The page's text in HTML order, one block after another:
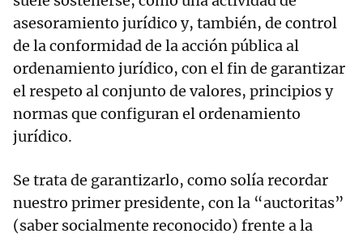
asesoramiento jurídico y, también, de control
de la conformidad de la acción pública al
ordenamiento jurídico, con el fin de garantizar
el respeto al conjunto de valores, principios y
normas que configuran el ordenamiento
jurídico.
Se trata de garantizarlo, como solía recordar
nuestro primer presidente, con la “auctoritas”
(saber socialmente reconocido) frente a la